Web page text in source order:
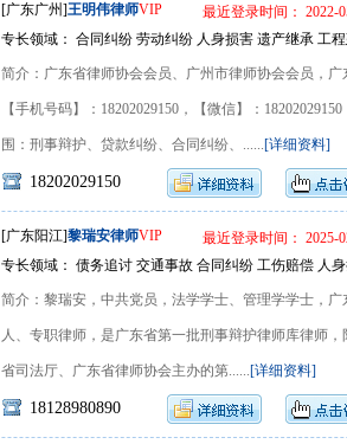
[广东广州]王明伟律师VIP
最近登录时间： 2022-
专长领域： 合同纠纷 劳动纠纷 人身损害 遗产继承 工
简介：广东省律师协会会员、广州市律师协会会员，
【手机号码】：18202029150，【微信】：
围：刑事辩护、贷款纠纷、合同纠纷、......[详细资料]
18202029150
[广东阳江]黎瑞安律师VIP
最近登录时间： 2025-
专长领域： 债务追讨 交通事故 合同纠纷 工伤赔偿 人
简介：黎瑞安，中共党员，法学学士、管理学学士，
人、专职律师，是广东省第一批刑事辩护律师库律师
省司法厅、广东省律师协会主办的第......[详细资料]
18128980890